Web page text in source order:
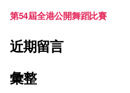
第54屆全港公開舞蹈比賽
近期留言
彙整